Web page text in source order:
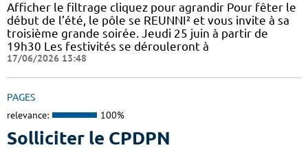
Afficher le filtrage cliquez pour agrandir Pour fêter le
début de l’été, le pôle se REUNNI² et vous invite à sa
troisième grande soirée. Jeudi 25 juin à partir de
19h30 Les festivités se dérouleront à
17/06/2026 13:48
PAGES
relevance: 100%
Solliciter le CPDPN